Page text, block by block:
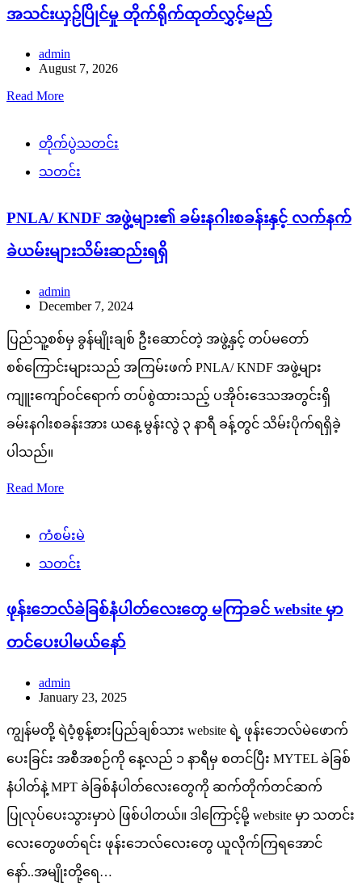
အသင်းယှဉ်ပြိုင်မှု တိုက်ရိုက်ထုတ်လွှင့်မည်
admin
August 7, 2026
Read More
တိုက်ပွဲသတင်း
သတင်း
PNLA/ KNDF အဖွဲ့များ၏ ခမ်းနဂါးစခန်းနှင့် လက်နက်
ခဲယမ်းများသိမ်းဆည်းရရှိ
admin
December 7, 2024
ပြည်သူ့စစ်မှ ခွန်မျိုးချစ် ဦးဆောင်တဲ့ အဖွဲ့နှင့် တပ်မတော်
စစ်ကြောင်းများသည် အကြမ်းဖက် PNLA/ KNDF အဖွဲ့များ
ကျူးကျော်ဝင်ရောက် တပ်စွဲထားသည့် ပအိုဝ်းဒေသအတွင်းရှိ
ခမ်းနဂါးစခန်းအား ယနေ့ မွန်းလွဲ ၃ နာရီ ခန့်တွင် သိမ်းပိုက်ရရှိခဲ့
ပါသည်။
Read More
ကံစမ်းမဲ
သတင်း
ဖုန်းဘေလ်ခဲခြစ်နံပါတ်လေးတွေ မကြာခင် website မှာ
တင်ပေးပါမယ်နော်
admin
January 23, 2025
ကျွန်မတို့ ရဲဝံ့စွန့်စားပြည်ချစ်သား website ရဲ့ ဖုန်းဘေလ်မဲဖောက်
ပေးခြင်း အစီအစဉ်ကို နေ့လည် ၁ နာရီမှ စတင်ပြီး MYTEL ခဲခြစ်
နံပါတ်နဲ့ MPT ခဲခြစ်နံပါတ်လေးတွေကို ဆက်တိုက်တင်ဆက်
ပြုလုပ်ပေးသွားမှာပဲ ဖြစ်ပါတယ်။ ဒါကြောင့်မို့ website မှာ သတင်း
လေးတွေဖတ်ရင်း ဖုန်းဘေလ်လေးတွေ ယူလိုက်ကြရအောင်
နော်..အမျိုးတို့ရေ…